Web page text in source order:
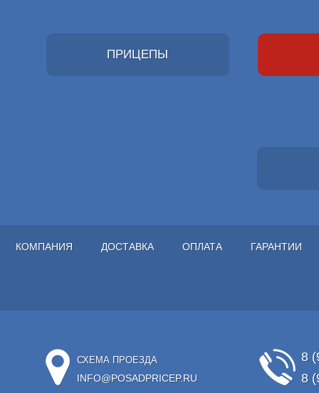
ПРИЦЕПЫ
КОМПАНИЯ ДОСТАВКА ОПЛАТА ГАРАНТИИ
СХЕМА ПРОЕЗДА
INFO@POSADPRICEP.RU
8
8